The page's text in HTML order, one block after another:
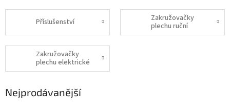
Příslušenství
Zakružovačky
plechu ruční
Zakružovačky
plechu elektrické
Nejprodávanější